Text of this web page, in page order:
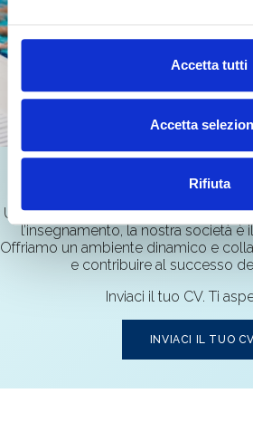
Accetta tutti
Accetta
Rifiuta
Vuoi far parte del team
Unisciti al nostro team! Se condividi
l’insegnamento, la nostra società
Offriamo un ambiente dinamico e
e contribuire al successo
Inviaci il tuo CV. Ti
INVIACI IL TUO CV